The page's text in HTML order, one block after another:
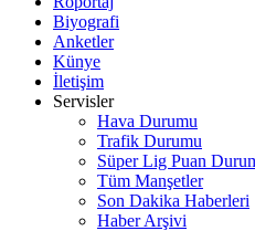
Biyografi
Anketler
Künye
İletişim
Servisler
Hava Durumu
Trafik Durumu
Süper Lig Puan
Tüm Manşetler
Son Dakika Haberleri
Haber Arşivi